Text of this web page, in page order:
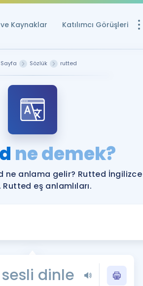
Kaynaklar Katılımcı Görüşleri
YDS ve YÖKDİL
Rehberlik Aracı
YDS ve YÖKDİL'e
Tüm ÖSYM
YDS - YÖKDİL
Sözlük rutted
ne demek?
ne anlama gelir? Rutted
eş anlamlıları.
sesli dinle